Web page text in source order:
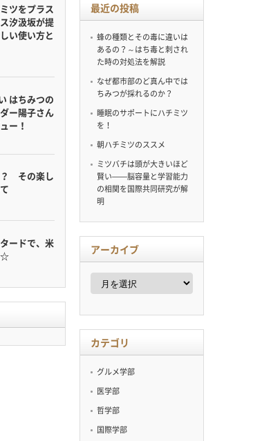
ツをプラス
汐汲坂が提
い使い方と
はちみつの
ー陽子さん
ー！
？ その楽し
ードで、米
☆
最近の投稿
蜂の種類とその毒に違いは
あるの？～はち毒と刺され
た時の対処法を解説
なぜ都市部のど真ん中では
ちみつが採れるのか？
睡眠のサポートにハチミツ
を！
朝ハチミツのススメ
ミツバチは頭が大きいほど
賢い——脳容量と学習能力
の相関を国際共同研究が解
明
アーカイブ
ア
イ
カテゴリ
グルメ学部
医学部
哲学部
国際学部